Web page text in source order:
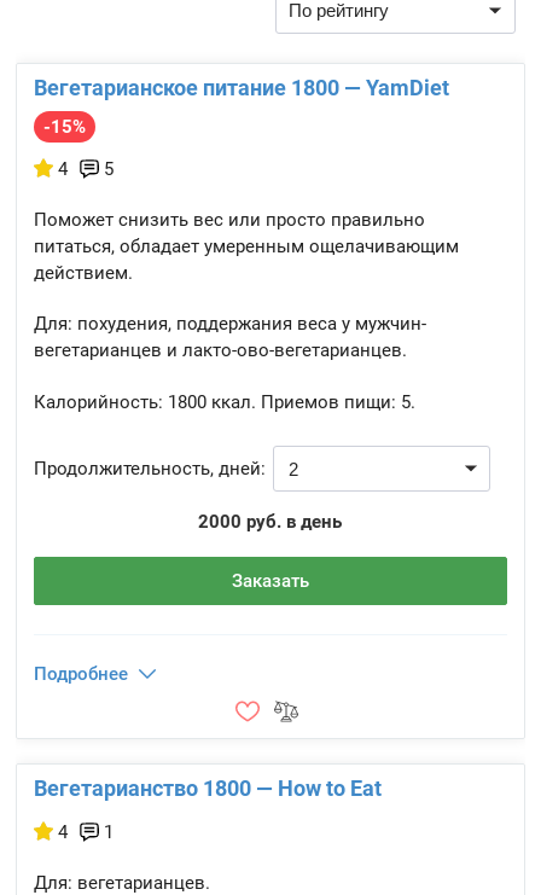
Вегетарианское питание 1800 — YamDiet
-15%
4
5
Поможет снизить вес или просто правильно
питаться, обладает умеренным ощелачивающим
действием.
Для: похудения, поддержания веса у мужчин-
вегетарианцев и лакто-ово-вегетарианцев.
Калорийность: 1800 ккал. Приемов пищи: 5.
Продолжительность, дней:
2000 руб. в день
Заказать
Подробнее
Вегетарианство 1800 — How to Eat
4 1
Для: вегетарианцев.